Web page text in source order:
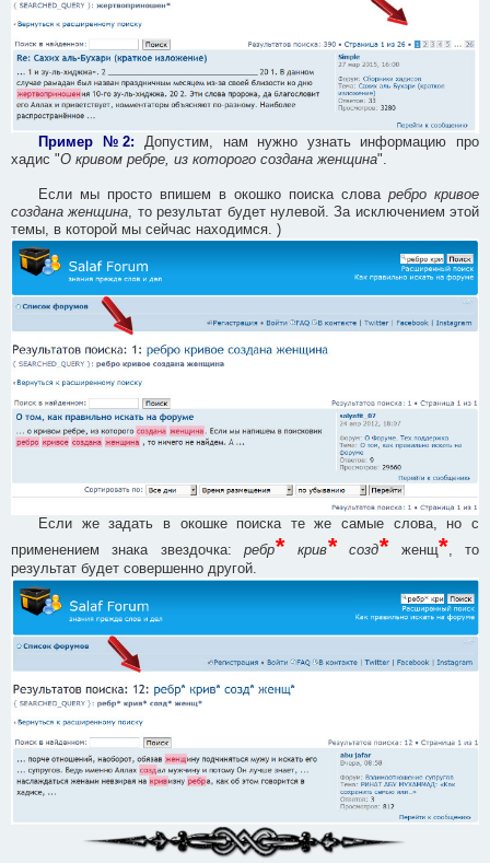
Пример №2: Допустим, нам нужно узнать информацию про
хадис "О кривом ребре, из которого создана женщина".
Если мы просто впишем в окошко поиска слова ребро кривое
создана женщина, то результат будет нулевой. За исключением этой
темы, в которой мы сейчас находимся. )
Если же задать в окошке поиска те же самые слова, но с
применением знака звездочка:ребр* крив*созд* женщ* , то
результат будет совершенно другой.